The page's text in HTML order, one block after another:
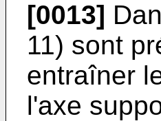
[0013]
11) sont
entraîner
l'axe